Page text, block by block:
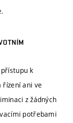
k
řízení ani ve
z žádných
potřebami